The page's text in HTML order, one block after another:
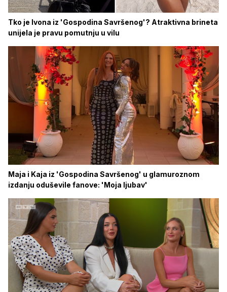
Tko je Ivona iz 'Gospodina Savršenog'? Atraktivna brineta
unijela je pravu pomutnju u vilu
Maja i Kaja iz 'Gospodina Savršenog' u glamuroznom
izdanju oduševile fanove: 'Moja ljubav'